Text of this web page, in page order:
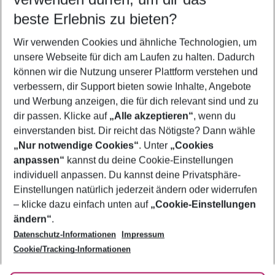
5-8 Nächte
2 Erwachsene Keine Kinder
Mehr Filter anzeigen
Footer
Footer navigation
Über uns
AGB
Bestpreisgarantie
Cookie-Einstellungen ändern
Cookie-Richtlinie
Agenturbetreuung
Barrierefreies Reisen
Folge uns
beste Erlebnis zu bieten?
Wir verwenden Cookies und ähnliche Technologien, um
unsere Webseite für dich am Laufen zu halten. Dadurch
können wir die Nutzung unserer Plattform verstehen und
verbessern, dir Support bieten sowie Inhalte, Angebote
und Werbung anzeigen, die für dich relevant sind und zu
dir passen. Klicke auf „Alle akzeptieren“, wenn du
einverstanden bist. Dir reicht das Nötigste? Dann wähle
„Nur notwendige Cookies“. Unter „Cookies
anpassen“ kannst du deine Cookie-Einstellungen
individuell anpassen. Du kannst deine Privatsphäre-
Einstellungen natürlich jederzeit ändern oder widerrufen
– klicke dazu einfach unten auf „Cookie-Einstellungen
ändern“.
Datenschutz-Informationen
Impressum
Cookie/Tracking-Informationen